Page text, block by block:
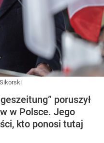
poruszył
w Polsce. Jego
kto ponosi tutaj